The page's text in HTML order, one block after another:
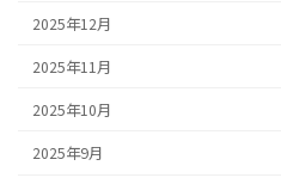
2025年12月
2025年11月
2025年10月
2025年9月